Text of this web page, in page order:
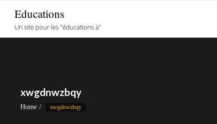
content
Educations
Un site pour les "éducations à"
xwgdnwzbqy
Home xwgdnwzbqy